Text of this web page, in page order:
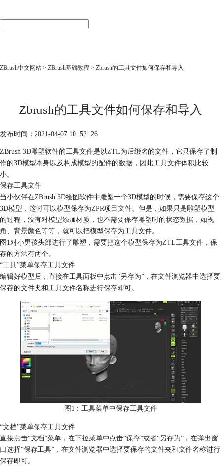
购买
ZBrush中文网站 > ZBrush基础教程 > Zbrush的工具文件如何保存和导入
Zbrush的工具文件如何保存和导入
发布时间：2021-04-07 10: 52: 26
ZBrush 3D雕塑软件的工具文件是以ZTL为后缀名的文件，它只保存了制
作的3D模型本身以及构成模型的配件的数据，因此工具文件体积比较
小。
保存工具文件
当小伙伴在ZBrush 3D绘图软件中雕塑一个3D模型的时候，需要保存这个
3D模型，这时可以模型保存为ZPR项目文件。但是，如果只是雕塑模型
的过程，没有对模型添加材质，也不需要保存雕塑时的状态数据，如视
角、背景颜色等等，就可以把模型保存为工具文件。
图1对小男孩头部进行了雕塑，需要把这个模型保存为ZTL工具文件，保
存的方法有两个。
“工具”菜单保存工具文件
编辑好模型后，直接在工具面板中点击“另存为”，在文件浏览器中选择要
保存的文件夹和工具文件名称进行保存即可。
图1：工具菜单中保存工具文件
“文档”菜单保存工具文件
直接点击“文档”菜单，在下拉菜单中点击“保存”或者“另存为”，在弹出窗
口选择“保存工具”，在文件浏览器中选择要保存的文件夹和文件名称进行
保存即可。